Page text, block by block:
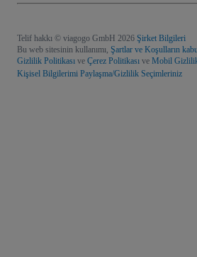
Telif hakkı © viagogo GmbH 2026 Şirket Bilgileri
Bu web sitesinin kullanımı, Şartlar ve Koşulların
Gizlilik Politikası ve Çerez Politikası ve Mobil
Kişisel Bilgilerimi Paylaşma/Gizlilik Seçimleriniz